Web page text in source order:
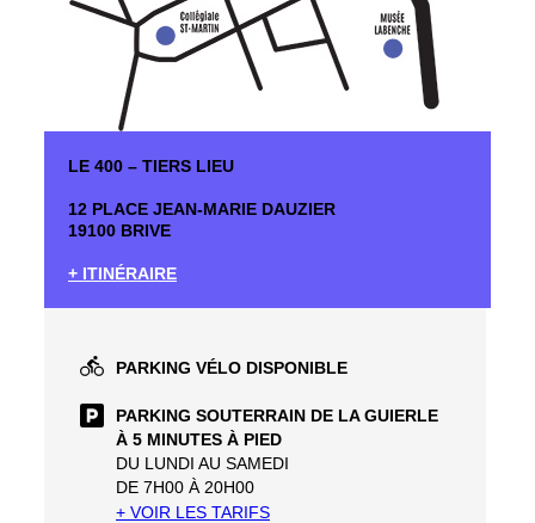
LE 400 – TIERS LIEU
12 PLACE JEAN-MARIE DAUZIER
19100 BRIVE
+ ITINÉRAIRE
PARKING VÉLO DISPONIBLE
PARKING SOUTERRAIN DE LA GUIERLE
À 5 MINUTES À PIED
DU LUNDI AU SAMEDI
DE 7H00 À 20H00
+ VOIR LES TARIFS